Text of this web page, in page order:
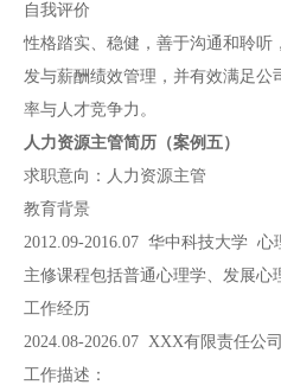
自我评价
性格踏实、稳健，善于沟通和聆听
发与薪酬绩效管理，并有效满足
率与人才竞争力。
人力资源主管简历（案例五）
求职意向：人力资源主管
教育背景
2012.09-2016.07 华中科技大学
主修课程包括普通心理学、发展
工作经历
2024.08-2026.07 XXX有限责任公
工作描述：